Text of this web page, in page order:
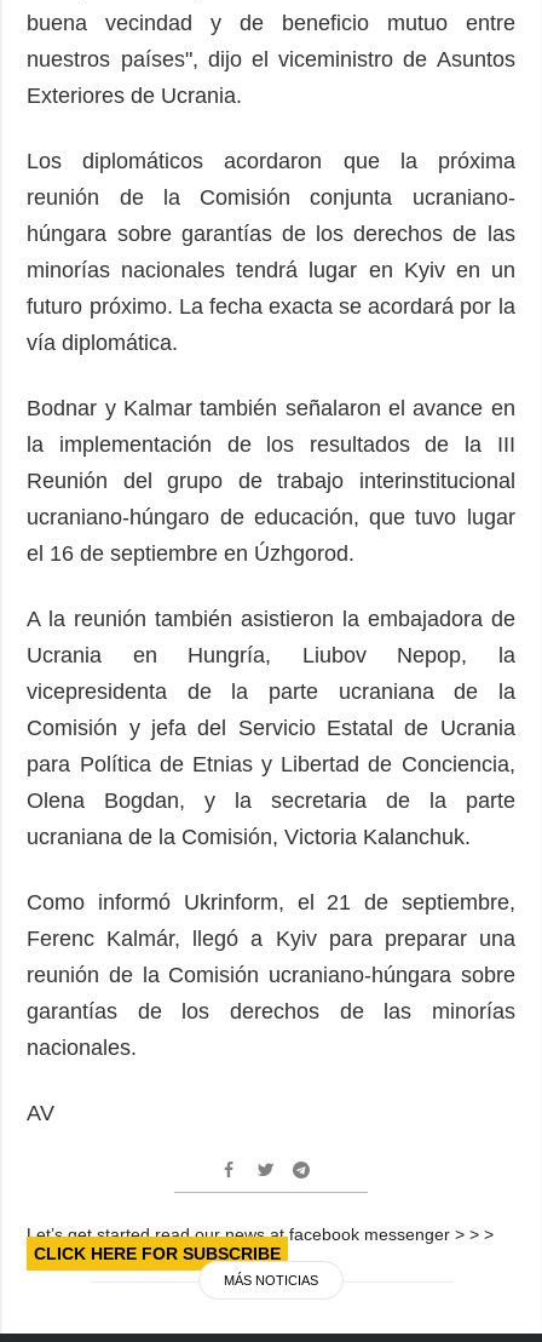
buena vecindad y de beneficio mutuo entre
nuestros países", dijo el viceministro de Asuntos
Exteriores de Ucrania.
Los diplomáticos acordaron que la próxima
reunión de la Comisión conjunta ucraniano-
húngara sobre garantías de los derechos de las
minorías nacionales tendrá lugar en Kyiv en un
futuro próximo. La fecha exacta se acordará por la
vía diplomática.
Bodnar y Kalmar también señalaron el avance en
la implementación de los resultados de la III
Reunión del grupo de trabajo interinstitucional
ucraniano-húngaro de educación, que tuvo lugar
el 16 de septiembre en Úzhgorod.
A la reunión también asistieron la embajadora de
Ucrania en Hungría, Liubov Nepop, la
vicepresidenta de la parte ucraniana de la
Comisión y jefa del Servicio Estatal de Ucrania
para Política de Etnias y Libertad de Conciencia,
Olena Bogdan, y la secretaria de la parte
ucraniana de la Comisión, Victoria Kalanchuk.
Como informó Ukrinform, el 21 de septiembre,
Ferenc Kalmár, llegó a Kyiv para preparar una
reunión de la Comisión ucraniano-húngara sobre
garantías de los derechos de las minorías
nacionales.
AV
Let’s get started read our news at facebook messenger > > >
CLICK HERE FOR SUBSCRIBE
MÁS NOTICIAS